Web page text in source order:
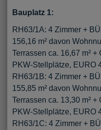
Bauplatz 1:
RH63/1A: 4 Zimmer +
156,16 m² davon
Terrassen ca. 16,67 m² +
PKW-Stellplätze, EURO
RH63/1B: 4 Zimmer +
155,85 m² davon
Terrassen ca. 13,30 m² +
PKW-Stellplätze, EURO
RH63/1C: 4 Zimmer +